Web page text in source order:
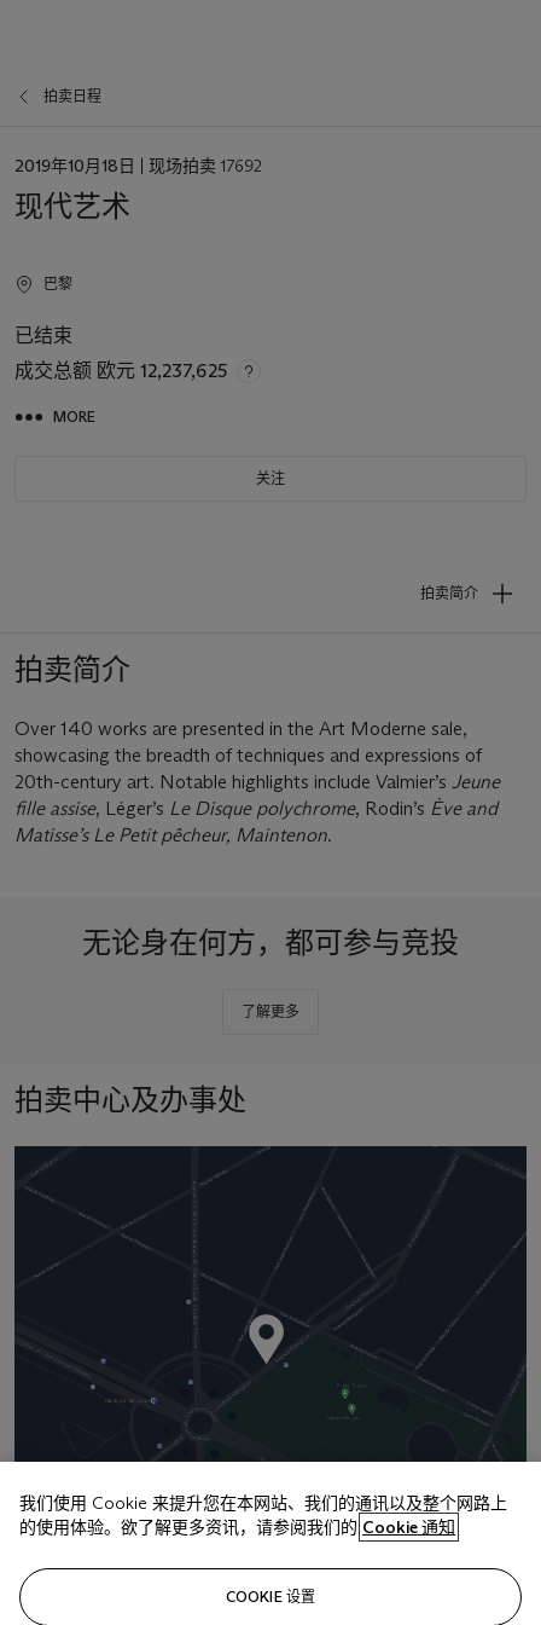
拍卖日程
日
2019年10月18日 | 现场拍卖 17692
现代艺术
巴黎
已结束
成交总额 欧元 12,237,625
MORE
关注
拍卖简介
拍卖简介
Over 140 works are presented in the Art Moderne sale,
showcasing the breadth of techniques and expressions of
20th-century art. Notable highlights include Valmier’s Jeune
fille assise, Léger’s Le Disque polychrome, Rodin’s Ève and
Matisse’s Le Petit pêcheur, Maintenon.
无论身在何方，都可参与竞投
了解更多
拍卖中心及办事处
地址
我们使用 Cookie 来提升您在本网站、我们的通讯以及整个网路上
的使用体验。欲了解更多资讯，请参阅我们的 Cookie 通知
COOKIE 设置